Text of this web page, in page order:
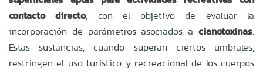
contacto directo, con el objetivo de evaluar la
incorporación de parámetros asociados a cianotoxinas.
Estas sustancias, cuando superan ciertos umbrales,
restringen el uso turístico y recreacional de los cuerpos